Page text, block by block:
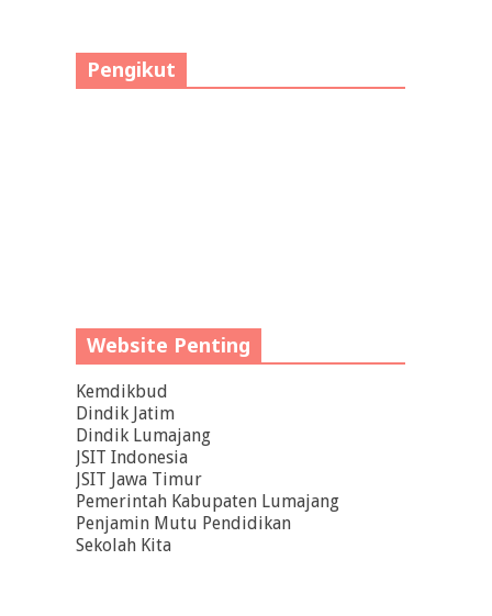
Pengikut
Website Penting
Kemdikbud
Dindik Jatim
Dindik Lumajang
JSIT Indonesia
JSIT Jawa Timur
Pemerintah Kabupaten Lumajang
Penjamin Mutu Pendidikan
Sekolah Kita